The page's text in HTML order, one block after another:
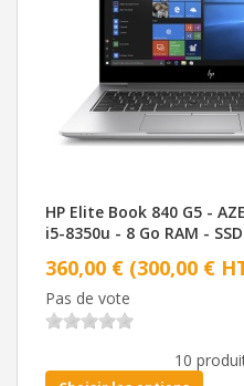
HP Elite Book 840 G5 -
i5-8350u - 8 Go RAM -
360,00 € (300,00 €
Pas de vote
10